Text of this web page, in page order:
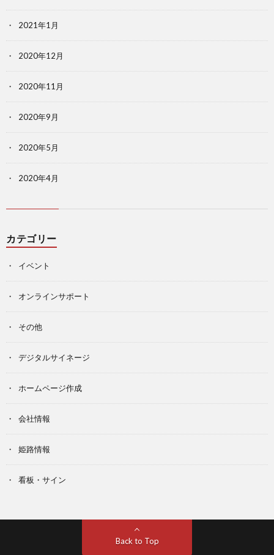
2021年1月
2020年12月
2020年11月
2020年9月
2020年5月
2020年4月
カテゴリー
イベント
オンラインサポート
その他
デジタルサイネージ
ホームページ作成
会社情報
姫路情報
看板・サイン
Back to Top